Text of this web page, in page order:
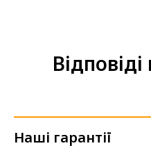
Наші гарантії